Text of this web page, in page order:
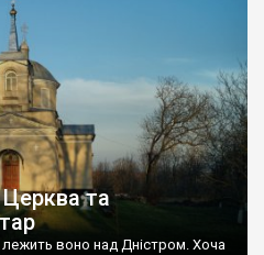
церковнослов’янською
ознаками – цвинтар
19 століттям. У 1924-1940
та
лежить воно над Дністром. Хоча